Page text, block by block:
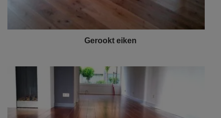
Gerookt eiken